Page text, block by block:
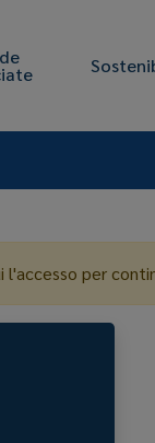
l'accesso per